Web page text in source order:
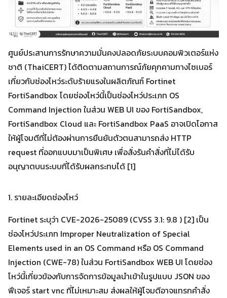
ศูนย์ประสานการรักษาความมั่นคงปลอดภัยระบบคอมพิวเตอร์แห่ง
ชาติ (ThaiCERT) ได้ติดตามสถานการณ์ภัยคุกคามทางไซเบอร์
เกี่ยวกับช่องโหว่ระดับร้ายแรงในผลิตภัณฑ์ Fortinet
FortiSandbox โดยช่องโหว่นี้เป็นช่องโหว่ประเภท OS
Command Injection ในส่วน WEB UI ของ FortiSandbox,
FortiSandbox Cloud และ FortiSandbox PaaS อาจเปิดโอกาส
ให้ผู้โจมตีที่ไม่ต้องผ่านการยืนยันตัวตนสามารถส่ง HTTP
request ที่ออกแบบมาเป็นพิเศษ เพื่อสั่งรันคำสั่งที่ไม่ได้รับ
อนุญาตบนระบบที่ได้รับผลกระทบได้ [1]
1. รายละเอียดช่องโหว่
Fortinet ระบุว่า CVE-2026-25089 (CVSS 3.1: 9.8 ) [2] เป็น
ช่องโหว่ประเภท Improper Neutralization of Special
Elements used in an OS Command หรือ OS Command
Injection (CWE-78) ในส่วน FortiSandbox WEB UI โดยช่อง
โหว่นี้เกี่ยวข้องกับการจัดการข้อมูลนำเข้าในรูปแบบ JSON ของ
ฟีเจอร์ start vnc ที่ไม่เหมาะสม ส่งผลให้ผู้โจมตีอาจแทรกคำสั่ง